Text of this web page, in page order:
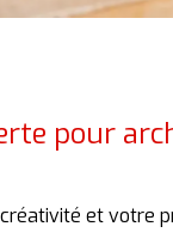
pour
créativité etvotre